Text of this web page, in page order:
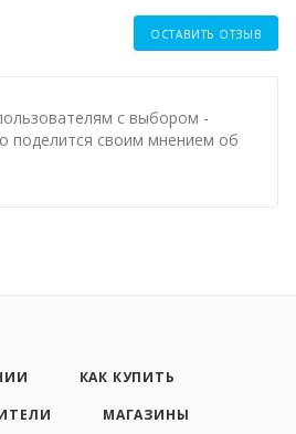
ОСТАВИТЬ ОТЗЫВ
с выбором -
поделится своим мнением об
КАК КУПИТЬ
МАГАЗИНЫ